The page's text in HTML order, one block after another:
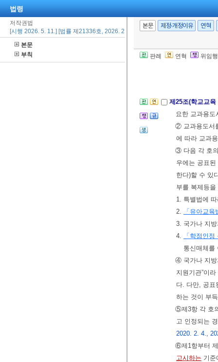
법령
저작권법
[시행 2026. 5. 11.] [법률 제21336호, 2026. 2. 10., 일부개정]
본문
부칙
본문 제정·개정이유 연혁
판례 연혁 위임
에 따라 공공
경우「국유재
용하게 할 수
제25조(학교교
요한 교과용
② 교과용도서
에 따라 교과
③ 다음 각 호
우에는 공표
한다)할 수 있
부를 복제등
1. 특별법에
2.
「유아교육
3. 국가나 지
4.
「학점인
통신매체를
④ 국가나 지방
지원기관”이
다. 다만, 공표
하는 것이 부
⑤제3항 각 호
고 인정되는
2020. 2. 4.,
⑥제1항부터
고시하는 기준